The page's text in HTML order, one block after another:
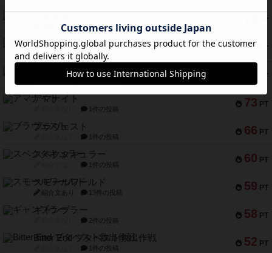
PT
紹介文あり 2件の投稿
75 PT
宵と暁の呪文書
紹介文あり 8件の投稿
PT
リスボン・トラム 28
73 PT
アマナイト
1件の投稿
66 PT
ブラヴェスト
1件の投稿
60 PT
スペクタキュラー
1件の投稿
59 PT
スモールワールド
紹介文あり 13件の投稿
58 PT
ギャンブラー
2件の投稿
52 PT
Bitter End ブタペスト救出作戦
1件の投稿